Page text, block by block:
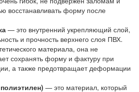
восстанавливать форму после
— это внутренний укрепляющий слой,
и прочность верхнего слоя ПВХ.
материала, она не
сохранять форму и фактуру при
а также предотвращает деформации
— это материал, который